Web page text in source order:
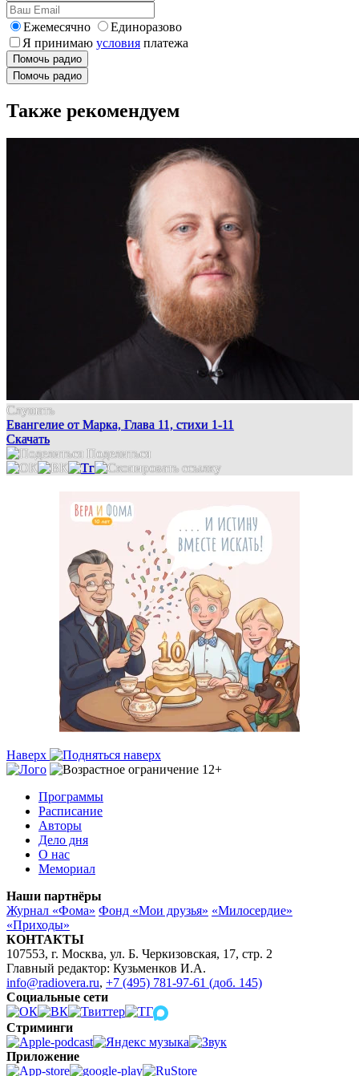
Ежемесячно
Единоразово
Я принимаю условия платежа
Помочь радио
Помочь радио
Также рекомендуем
Слушать
Евангелие от Марка, Глава 11, стихи 1-11
Скачать
Поделиться
Наверх
Программы
Расписание
Авторы
Дело дня
О нас
Мемориал
Наши партнёры
Журнал «Фома» Фонд «Мои друзья» «Милосердие»
«Приходы»
КОНТАКТЫ
107553, г. Москва, ул. Б. Черкизовская, 17, стр. 2
Главный редактор: Кузьменков И.А.
info@radiovera.ru, +7 (495) 781-97-61 (доб. 145)
Социальные сети
Стриминги
Приложение